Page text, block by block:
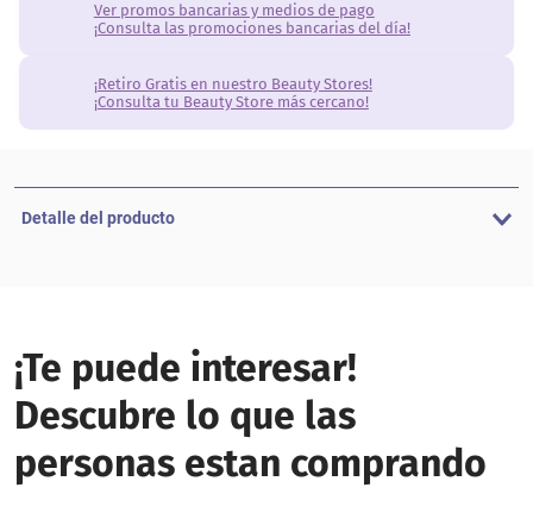
Ver promos bancarias y medios de pago
¡Consulta las promociones bancarias del día!
¡Retiro Gratis en nuestro Beauty Stores!
¡Consulta tu Beauty Store más cercano!
Detalle del producto
¡Te puede interesar!
Descubre lo que las
personas estan comprando